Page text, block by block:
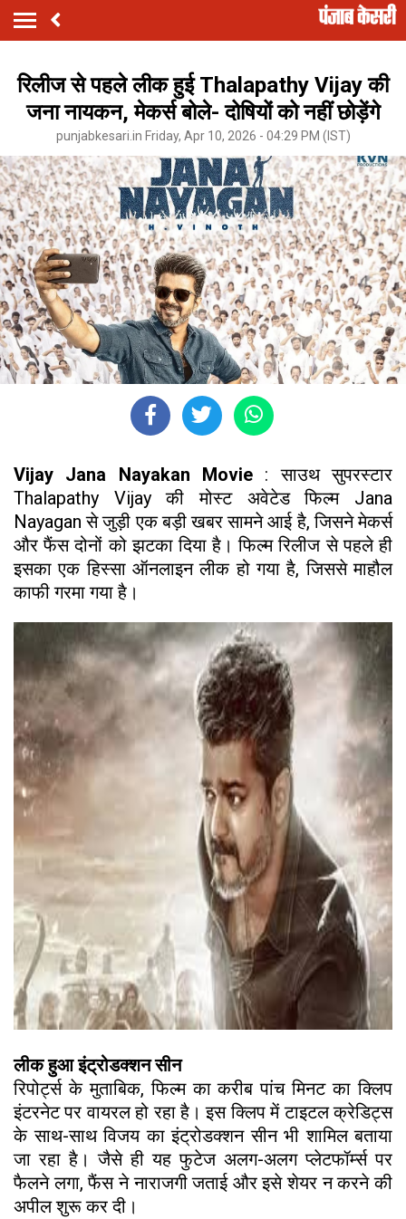
रिलीज से पहले लीक हुई Thalapathy Vijay की
जना नायकन, मेकर्स बोले- दोषियों को नहीं छोड़ेंगे
punjabkesari.in Friday, Apr 10, 2026 - 04:29 PM (IST)
Vijay Jana Nayakan Movie : साउथ सुपरस्टार
Thalapathy Vijay की मोस्ट अवेटेड फिल्म Jana
Nayagan से जुड़ी एक बड़ी खबर सामने आई है, जिसने मेकर्स
और फैंस दोनों को झटका दिया है। फिल्म रिलीज से पहले ही
इसका एक हिस्सा ऑनलाइन लीक हो गया है, जिससे माहौल
काफी गरमा गया है।
लीक हुआ इंट्रोडक्शन सीन
रिपोर्ट्स के मुताबिक, फिल्म का करीब पांच मिनट का क्लिप
इंटरनेट पर वायरल हो रहा है। इस क्लिप में टाइटल क्रेडिट्स
के साथ-साथ विजय का इंट्रोडक्शन सीन भी शामिल बताया
जा रहा है। जैसे ही यह फुटेज अलग-अलग प्लेटफॉर्म्स पर
फैलने लगा, फैंस ने नाराजगी जताई और इसे शेयर न करने की
अपील शुरू कर दी।